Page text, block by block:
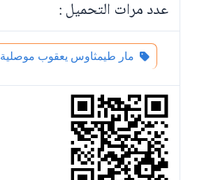
عدد مرات التحميل :
مار طيمثاوس يعقوب موصلية